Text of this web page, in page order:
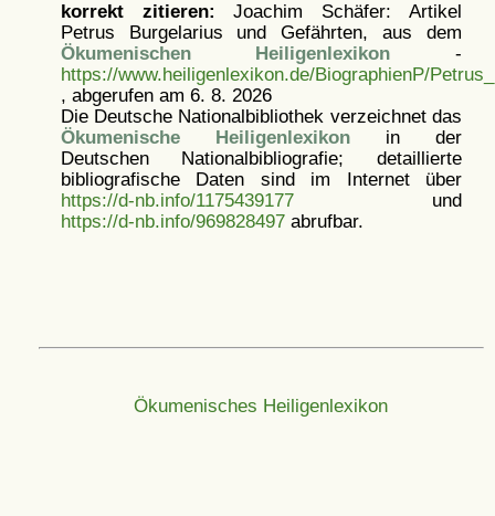
korrekt zitieren: Joachim Schäfer: Artikel
Petrus Burgelarius und Gefährten, aus dem
Ökumenischen Heiligenlexikon -
https://www.heiligenlexikon.de/BiographienP/
, abgerufen am 6. 8. 2026
Die Deutsche Nationalbibliothek verzeichnet das
Ökumenische Heiligenlexikonin der
Deutschen Nationalbibliografie; detaillierte
bibliografische Daten sind im Internet über
https://d-nb.info/1175439177und
https://d-nb.info/969828497abrufbar.
Ökumenisches Heiligenlexikon